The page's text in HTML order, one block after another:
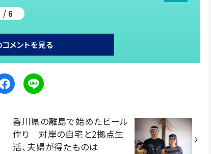
/ 6
メントを見る
香川県の離島で始めたビール
作り 対岸の自宅と2拠点生
活、夫婦が得たものは